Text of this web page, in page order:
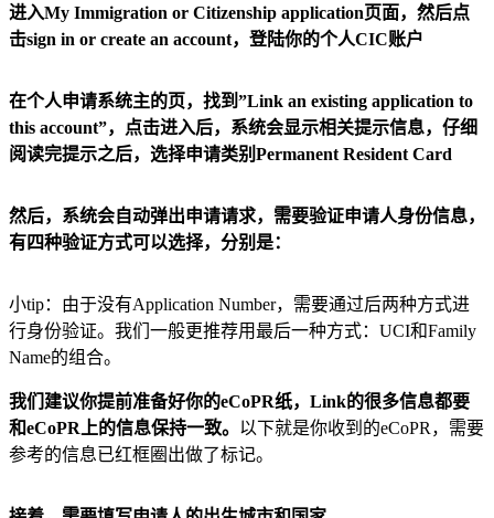
进入My Immigration or Citizenship application页面，然后点
击sign in or create an account，登陆你的个人CIC账户
在个人申请系统主的页，找到”Link an existing application to
this account”，点击进入后，系统会显示相关提示信息，仔细
阅读完提示之后，选择申请类别Permanent Resident Card
然后，系统会自动弹出申请请求，需要验证申请人身份信息，
有四种验证方式可以选择，分别是：
小tip：由于没有Application Number，需要通过后两种方式进
行身份验证。我们一般更推荐用最后一种方式：UCI和Family
Name的组合。
我们建议你提前准备好你的eCoPR纸，Link的很多信息都要
和eCoPR上的信息保持一致。 以下就是你收到的eCoPR，需要
参考的信息已红框圈出做了标记。